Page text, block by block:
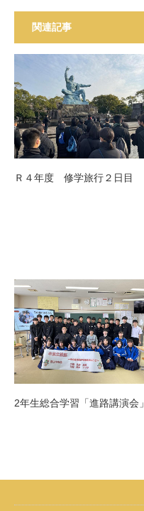
関連記事
Ｒ４年度 修学旅行２日目
2年生総合学習「進路講演会」